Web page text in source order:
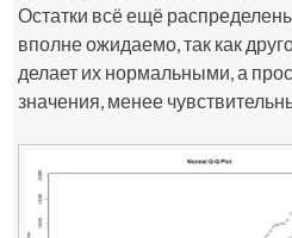
Остатки всё ещё
вполне ожидаемо, так как
делает их нормальными, а
значения, менее